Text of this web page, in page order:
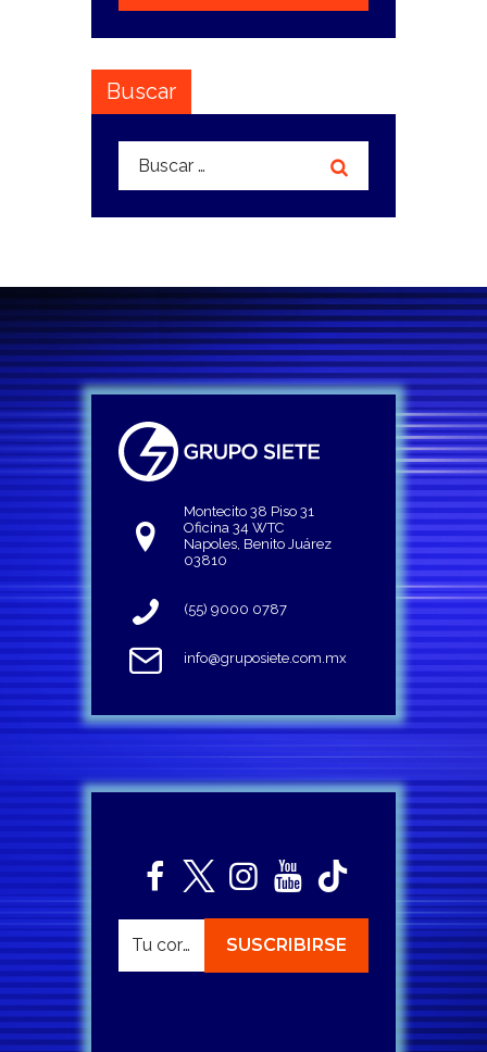
Buscar
Buscar:
Montecito 38 Piso 31
Oficina 34 WTC
Napoles, Benito Juárez
03810
(55) 9000 0787
info@gruposiete.com.mx